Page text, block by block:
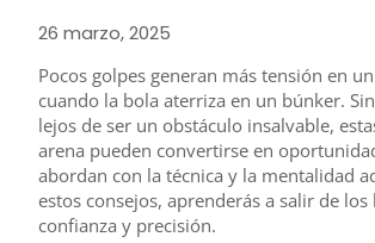
26 marzo, 2025
Pocos golpes generan más tensión en
cuando la bola aterriza en un búnker.
lejos de ser un obstáculo insalvable,
arena pueden convertirse en
abordan con la técnica y la mentalidad
estos consejos, aprenderás a salir de los
confianza y precisión.